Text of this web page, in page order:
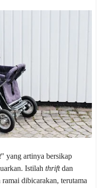
" yang artinya bersikap
Istilah thriftdan
dibicarakan, terutama